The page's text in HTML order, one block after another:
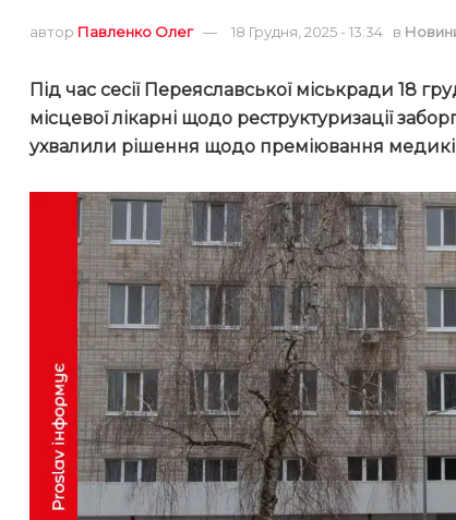
автор Павленко Олег 18 Грудня, 2025 - 13:34 в
Під час сесії Переяславської міськради 18
місцевої лікарні щодо реструктуризації
ухвалили рішення щодо преміювання